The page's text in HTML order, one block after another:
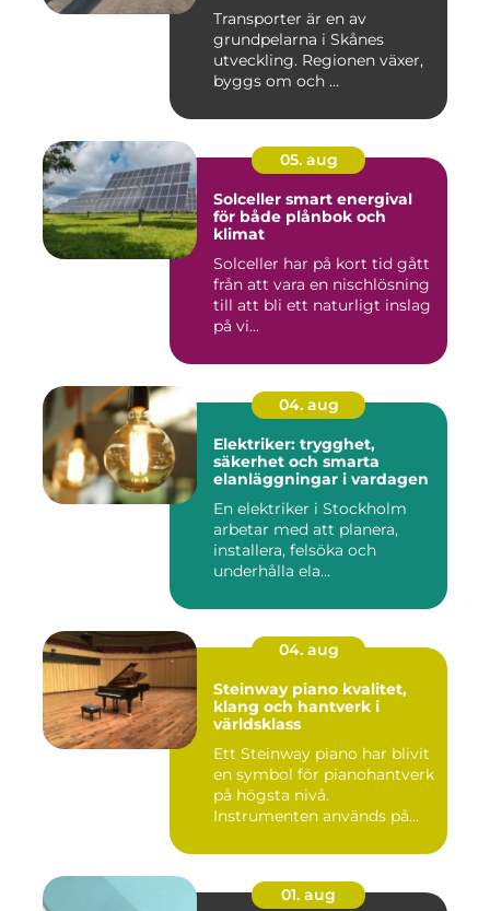
Transporter är en av
grundpelarna i Skånes
utveckling. Regionen växer,
byggs om och ...
05. aug
Solceller smart energival
för både plånbok och
klimat
Solceller har på kort tid gått
från att vara en nischlösning
till att bli ett naturligt inslag
på vi...
04. aug
Elektriker: trygghet,
säkerhet och smarta
elanläggningar i vardagen
En elektriker i Stockholm
arbetar med att planera,
installera, felsöka och
underhålla ela...
04. aug
Steinway piano kvalitet,
klang och hantverk i
världsklass
Ett Steinway piano har blivit
en symbol för pianohantverk
på högsta nivå.
Instrumenten används på
01. aug